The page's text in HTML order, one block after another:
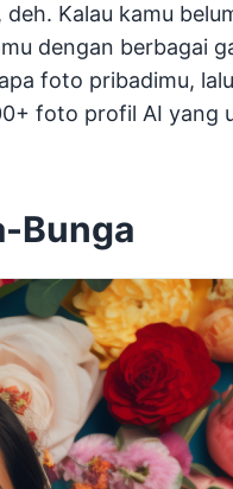
Kalau kamu
dengan berbagai
foto pribadimu,
foto profil AI yang
Bunga